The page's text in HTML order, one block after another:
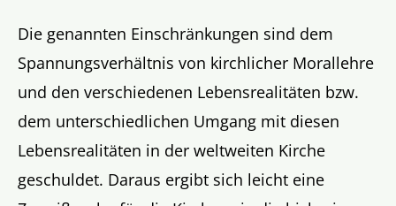
Die genannten Einschränkungen sind dem
Spannungsverhältnis von kirchlicher Morallehre
und den verschiedenen Lebensrealitäten bzw.
dem unterschiedlichen Umgang mit diesen
Lebensrealitäten in der weltweiten Kirche
geschuldet. Daraus ergibt sich leicht eine